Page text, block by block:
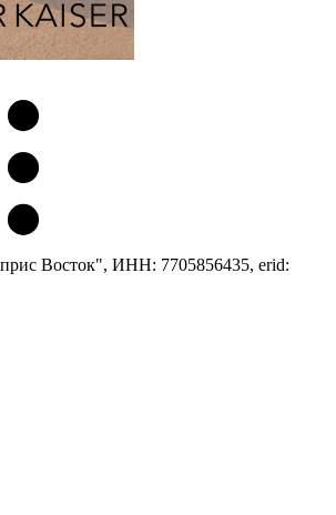
Восток", ИНН: 7705856435, erid: